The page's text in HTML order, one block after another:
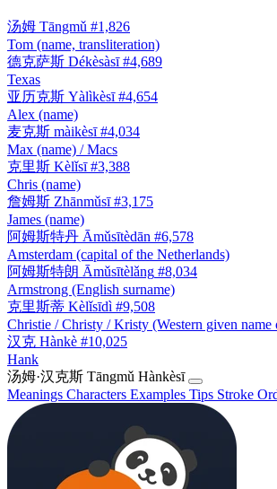
汤姆 Tāngmǔ #1,826
Tom (name, transliteration)
德克萨斯 Dékèsàsī #4,689
Texas
亚历克斯 Yàlìkèsī #4,654
Alex (name)
麦克斯 màikèsī #4,034
Max (name) / Macs
克里斯 Kèlǐsī #3,388
Chris (name)
詹姆斯 Zhānmǔsī #3,175
James (name)
阿姆斯特丹 Āmǔsītèdān #6,578
Amsterdam (capital of the Netherlands)
阿姆斯特朗 Āmǔsītèlǎng #8,034
Armstrong (English surname)
克里斯蒂 Kèlǐsīdì #9,508
Christie / Christy / Kristy (Western given name
汉克 Hànkè #10,025
Hank
汤姆·汉克斯 Tāngmǔ Hànkèsī
Meanings Characters Examples Tips Stroke